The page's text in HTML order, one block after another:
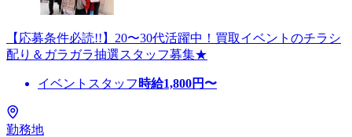
【応募条件必読!!】20〜30代活躍中！買取イベントのチラシ
配り＆ガラガラ抽選スタッフ募集★
イベントスタッフ 時給1,800円〜
勤務地